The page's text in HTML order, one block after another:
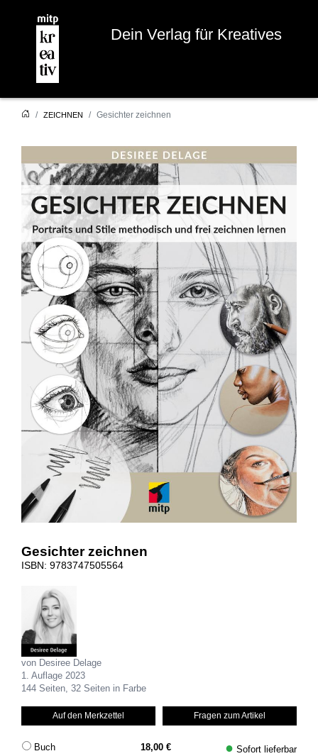
Dein Verlag für Kreatives
ZEICHNEN Gesichter zeichnen
Gesichter zeichnen
ISBN: 9783747505564
von Desiree Delage
1. Auflage 2023
144 Seiten, 32 Seiten in Farbe
Auf den Merkzettel Fragen zum Artikel
Buch 18,00 € ● Sofort lieferbar